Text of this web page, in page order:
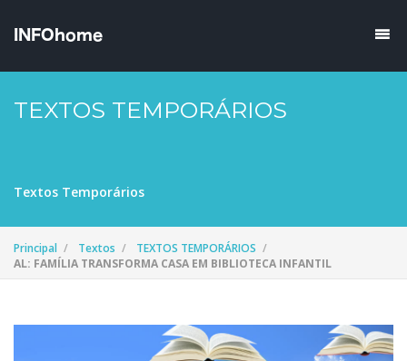
TEXTOS TEMPORÁRIOS
Textos Temporários
Principal Textos
TEXTOS TEMPORÁRIOS
AL: FAMÍLIA TRANSFORMA CASA EM BIBLIOTECA INFANTIL